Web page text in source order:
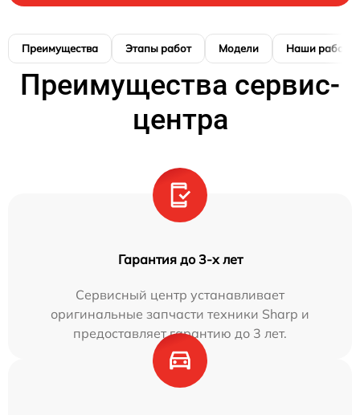
Преимущества Этапы работ Модели Наши работы
Преимущества сервис-
центра
Гарантия до 3-х лет
Сервисный центр устанавливает
оригинальные запчасти техники Sharp и
предоставляет гарантию до 3 лет.